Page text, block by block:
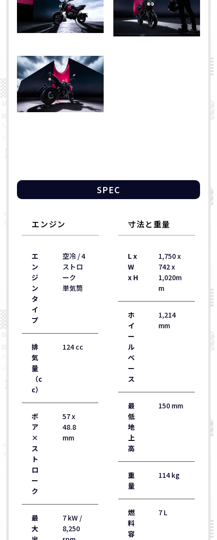
SPEC
エンジン
エ
ン
ジ
ン
タ
イ
プ
空冷 / 4
ストロ
ーク
単気筒
排
気
量
（c
c）
124 cc
ボ
ア
×
ス
ト
ロ
ー
ク
57 x
48.8
mm
最
大
7 kW /
8,250
寸法と重量
L x
W
x H
1,750 x
742 x
1,020m
m
ホ
イ
ー
ル
ベ
ー
ス
1,214
mm
最
低
地
上
高
150 mm
重
量
114 kg
燃
料
容
7 L